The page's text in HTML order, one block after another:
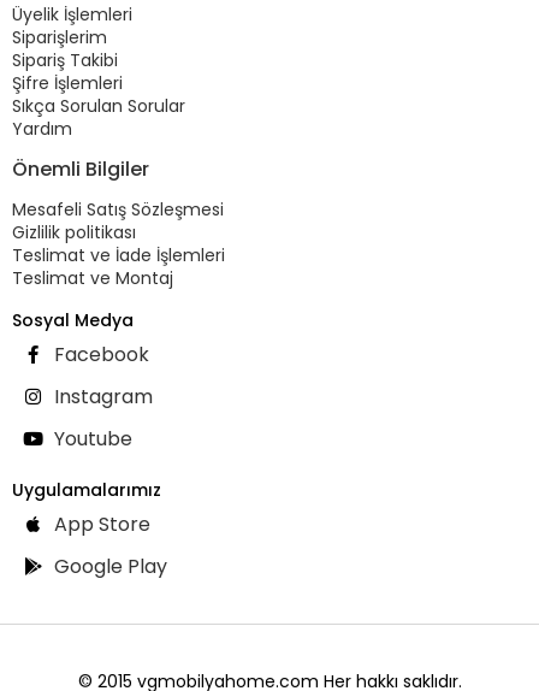
Üyelik İşlemleri
Siparişlerim
Sipariş Takibi
Şifre İşlemleri
Sıkça Sorulan Sorular
Yardım
Önemli Bilgiler
Mesafeli Satış Sözleşmesi
Gizlilik politikası
Teslimat ve İade İşlemleri
Teslimat ve Montaj
Sosyal Medya
Facebook
Instagram
Youtube
Uygulamalarımız
App Store
Google Play
© 2015 vgmobilyahome.com Her hakkı saklıdır.